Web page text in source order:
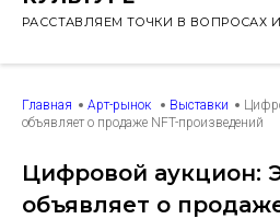
РАССТАВЛЯЕМ ТОЧКИ В ВОПРОСАХ
Главная Арт-рынок Выставки
объявляет о продаже NFT-произведений
Цифровой аукцион:
объявляет о